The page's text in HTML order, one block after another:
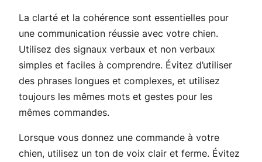
La clarté et la cohérence sont essentielles pour
une communication réussie avec votre chien.
Utilisez des signaux verbaux et non verbaux
simples et faciles à comprendre. Évitez d’utiliser
des phrases longues et complexes, et utilisez
toujours les mêmes mots et gestes pour les
mêmes commandes.
Lorsque vous donnez une commande à votre
chien, utilisez un ton de voix clair et ferme. Évitez